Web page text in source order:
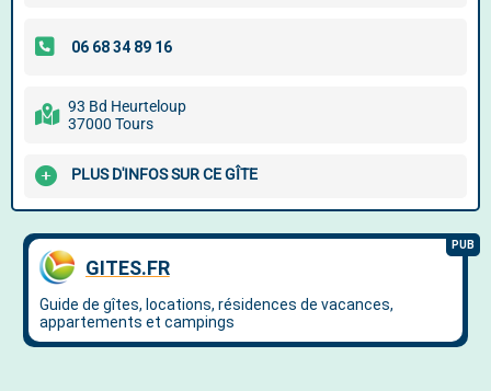
93 Bd Heurteloup
37000 Tours
PLUS D'INFOS SUR CE GÎTE